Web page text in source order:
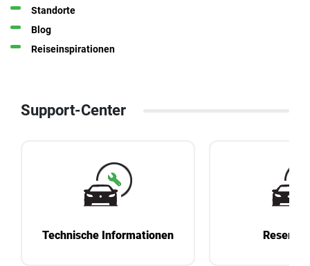
Standorte
Blog
Reiseinspirationen
Support-Center
Technische Informationen